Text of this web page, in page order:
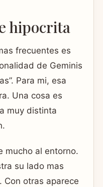
hipocrita
frecuentes es
de Geminis
Para mi, esa
Una cosa es
muy distinta
mucho al entorno.
su lado mas
Con otras aparece